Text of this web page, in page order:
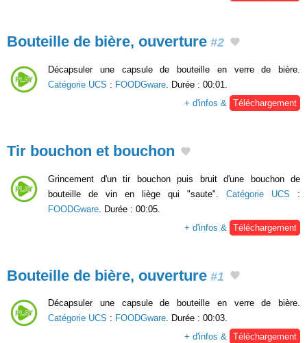
Bouteille de bière, ouverture #2
Décapsuler une capsule de bouteille en verre de bière.
Catégorie UCS : FOODGware . Durée : 00:01.
+ d'infos &
Téléchargement
Tir bouchon et bouchon
Grincement d'un tir bouchon puis bruit d'une bouchon de
bouteille de vin en liège qui "saute". Catégorie UCS :
FOODGware . Durée : 00:05.
+ d'infos &
Téléchargement
Bouteille de bière, ouverture #1
Décapsuler une capsule de bouteille en verre de bière.
Catégorie UCS : FOODGware. Durée : 00:03.
+ d'infos & Téléchargement